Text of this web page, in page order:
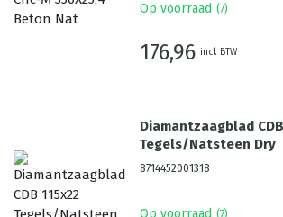
Op voorraad (7)
176,96 incl. BTW
Diamantzaagblad
Tegels/Natsteen Dry
8714452001318
Op voorraad (7)